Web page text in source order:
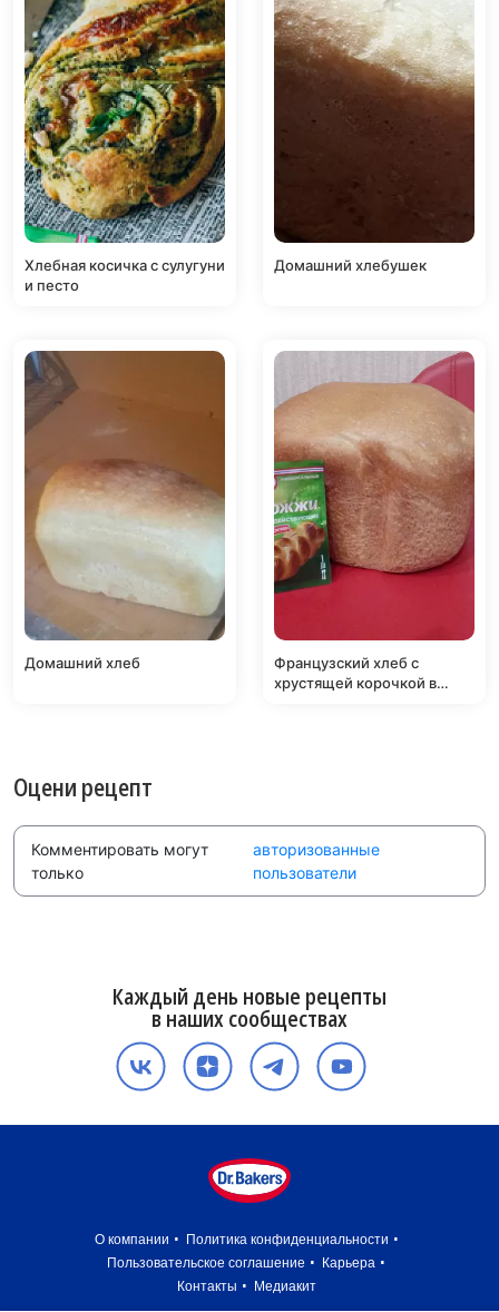
Хлебная косичка с сулугуни
и песто
Домашний хлебушек
Домашний хлеб
Французский хлеб с
хрустящей корочкой в
Оцени рецепт
Комментировать могут
только
авторизованные
пользователи
Каждый день новые рецепты
в наших сообществах
О компании
Политика конфиденциальности
Пользовательское соглашение
Карьера
Контакты
Медиакит